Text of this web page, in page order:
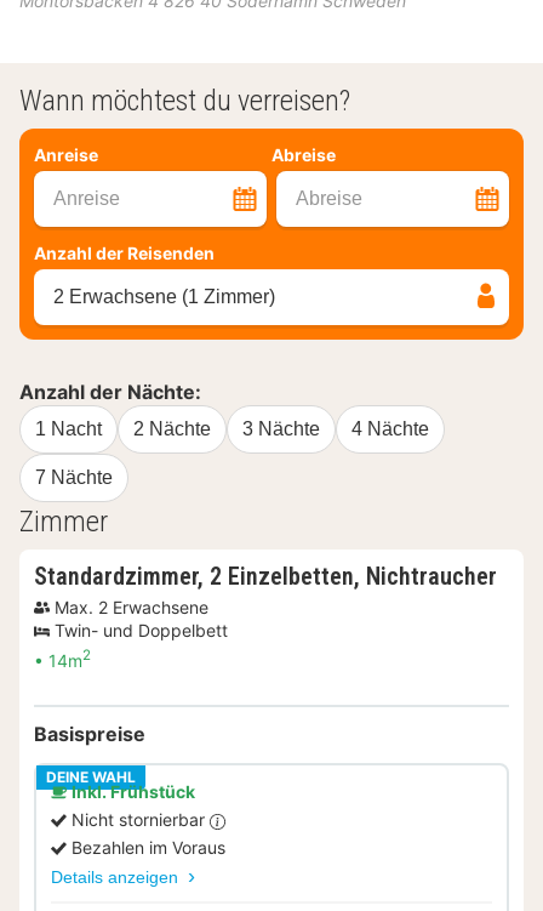
Wann möchtest du verreisen?
Anreise Abreise
Anreise Abreise
Anzahl der Reisenden
2 Erwachsene (1 Zimmer)
Anzahl der Nächte:
1 Nacht 2 Nächte 3 Nächte 4 Nächte
7 Nächte
Zimmer
Standardzimmer, 2 Einzelbetten, Nichtraucher
Max. 2 Erwachsene
Twin- und Doppelbett
14m2
Basispreise
DEINE WAHL
Inkl. Frühstück
Nicht stornierbar
Bezahlen im Voraus
Details anzeigen